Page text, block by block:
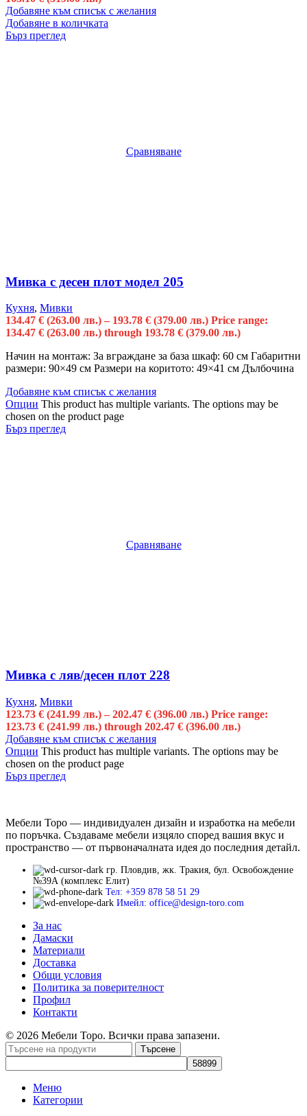
Добавяне към списък с желания
Добавяне в количката
Бърз преглед
Сравняване
Мивка с десен плот модел 205
Кухня, Мивки
134.47 € (263.00 лв.) – 193.78 € (379.00 лв.) Price range:
134.47 € (263.00 лв.) through 193.78 € (379.00 лв.)
Начин на монтаж: За вграждане за база шкаф: 60 см Габаритни
размери: 90×49 см Размери на коритото: 49×41 см Дълбочина
Добавяне към списък с желания
Опции This product has multiple variants. The options may be
chosen on the product page
Бърз преглед
Сравняване
Мивка с ляв/десен плот 228
Кухня, Мивки
123.73 € (241.99 лв.) – 202.47 € (396.00 лв.) Price range:
123.73 € (241.99 лв.) through 202.47 € (396.00 лв.)
Добавяне към списък с желания
Опции This product has multiple variants. The options may be
chosen on the product page
Бърз преглед
Мебели Торо — индивидуален дизайн и изработка на мебели
по поръчка. Създаваме мебели изцяло според вашия вкус и
пространство — от първоначалната идея до последния детайл.
гр. Пловдив, жк. Тракия, бул. Освобождение
№39А (комплекс Елит)
Тел: +359 878 58 51 29
Имейл: office@design-toro.com
За нас
Дамаски
Материали
Доставка
Общи условия
Политика за поверителност
Профил
Контакти
© 2026 Мебели Торо. Всички права запазени.
Търсене
Меню
Категории